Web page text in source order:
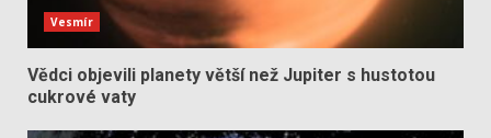
Vesmír
Vědci objevili planety větší než Jupiter s hustotou
cukrové vaty